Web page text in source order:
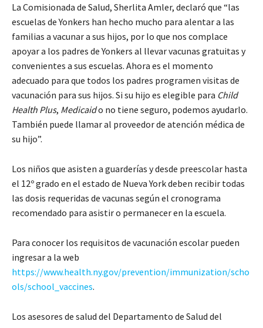
La Comisionada de Salud, Sherlita Amler, declaró que “las
escuelas de Yonkers han hecho mucho para alentar a las
familias a vacunar a sus hijos, por lo que nos complace
apoyar a los padres de Yonkers al llevar vacunas gratuitas y
convenientes a sus escuelas. Ahora es el momento
adecuado para que todos los padres programen visitas de
vacunación para sus hijos. Si su hijo es elegible para Child
Health Plus, Medicaido no tiene seguro, podemos ayudarlo.
También puede llamar al proveedor de atención médica de
su hijo”.
Los niños que asisten a guarderías y desde preescolar hasta
el 12º grado en el estado de Nueva York deben recibir todas
las dosis requeridas de vacunas según el cronograma
recomendado para asistir o permanecer en la escuela.
Para conocer los requisitos de vacunación escolar pueden
ingresar a la web
https://www.health.ny.gov/prevention/immunization/scho
ols/school_vaccines.
Los asesores de salud del Departamento de Salud del